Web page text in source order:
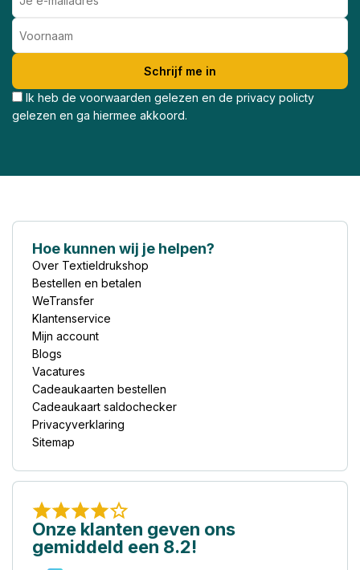
Ik heb de voorwaarden gelezen en de privacy policty
gelezen en ga hiermee akkoord.
Hoe kunnen wij je helpen?
Over Textieldrukshop
Bestellen en betalen
WeTransfer
Klantenservice
Mijn account
Blogs
Vacatures
Cadeaukaarten bestellen
Cadeaukaart saldochecker
Privacyverklaring
Sitemap
Onze klanten geven ons
gemiddeld een 8.2!